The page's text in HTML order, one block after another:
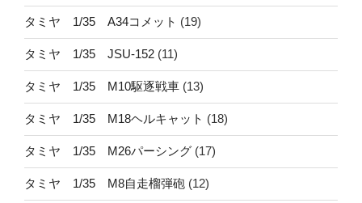
タミヤ 1/35 A34コメット (19)
タミヤ 1/35 JSU-152 (11)
タミヤ 1/35 M10駆逐戦車 (13)
タミヤ 1/35 M18ヘルキャット (18)
タミヤ 1/35 M26パーシング (17)
タミヤ 1/35 M8自走榴弾砲 (12)